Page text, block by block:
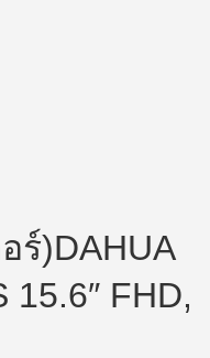
ร์)DAHUA
15.6″ FHD,